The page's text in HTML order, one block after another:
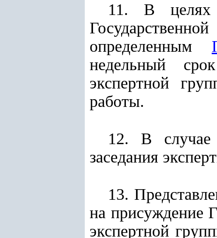
11. В целях
определенным
недельный
экспертной
работы.
12. В случае
заседания
13.
на присуждение
экспертной